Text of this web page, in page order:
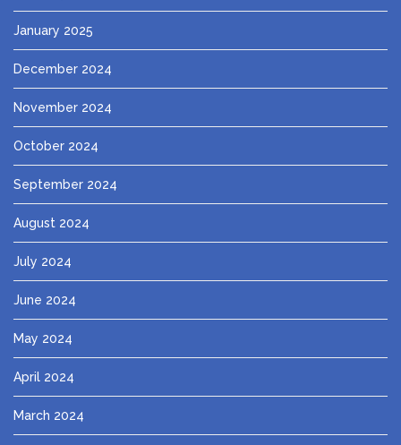
January 2025
December 2024
November 2024
October 2024
September 2024
August 2024
July 2024
June 2024
May 2024
April 2024
March 2024